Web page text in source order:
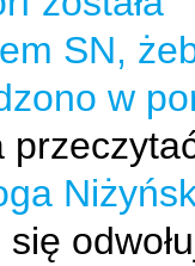
SN,
w